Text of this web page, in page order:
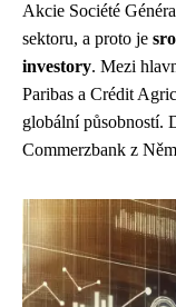
Akcie Société
sektoru, a proto je
investory. Mezi
Paribas a Crédit
globální působností.
Commerzbank z